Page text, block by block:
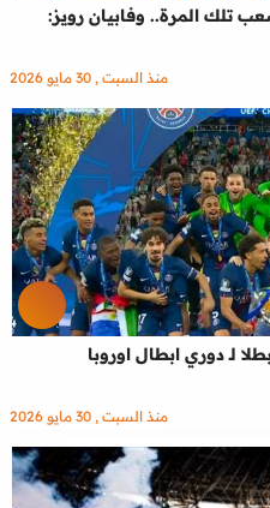
تلك المرة.. وفابيان رويز:
منذ السبت , 30 مايو 2026
لـ دوري ابطال اوروبا
منذ السبت , 30 مايو 2026